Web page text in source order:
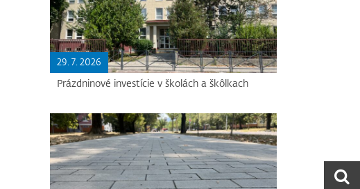
29. 7. 2026
Prázdninové investície v školách a škôlkach